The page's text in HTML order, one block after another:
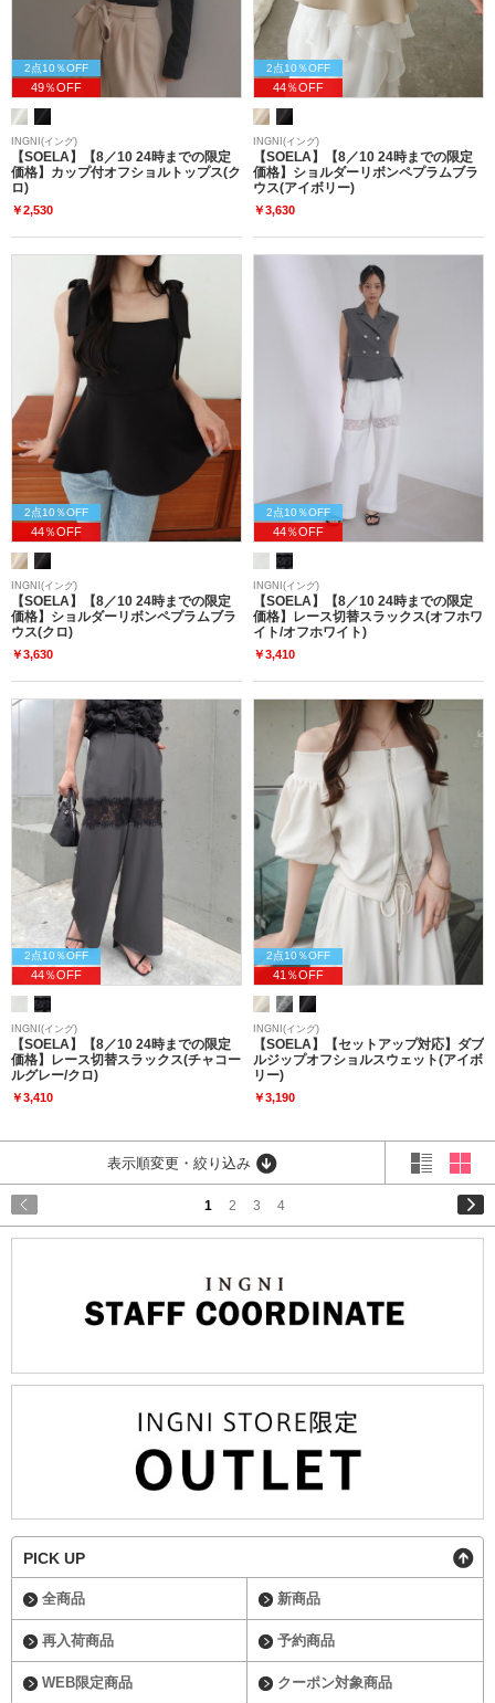
2点10％OFF
49％OFF
INGNI(イング)
【SOELA】【8／10 24時までの限定
価格】カップ付オフショルトップス(ク
ロ)
￥2,530
2点10％OFF
44％OFF
INGNI(イング)
【SOELA】【8／10 24時までの限定
価格】ショルダーリボンペプラムブラ
ウス(アイボリー)
￥3,630
2点10％OFF
44％OFF
INGNI(イング)
【SOELA】【8／10 24時までの限定
価格】ショルダーリボンペプラムブラ
ウス(クロ)
￥3,630
2点10％OFF
44％OFF
INGNI(イング)
【SOELA】【8／10 24時までの限定
価格】レース切替スラックス(オフホワ
イト/オフホワイト)
￥3,410
2点10％OFF
44％OFF
INGNI(イング)
【SOELA】【8／10 24時までの限定
価格】レース切替スラックス(チャコー
ルグレー/クロ)
￥3,410
2点10％OFF
41％OFF
INGNI(イング)
【SOELA】【セットアップ対応】ダブ
ルジップオフショルスウェット(アイボ
リー)
￥3,190
表示順変更・絞り込み
1 2 3 4
PICK UP
全商品 新商品
再入荷商品 予約商品
WEB限定商品 クーポン対象商品